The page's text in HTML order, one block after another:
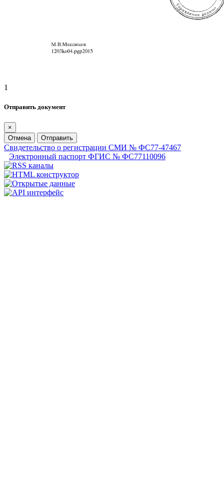
1
Отправить документ
×
Отмена
Отправить
Свидетельство о регистрации СМИ № ФС77-47467
Электронный паспорт ФГИС № ФС77110096